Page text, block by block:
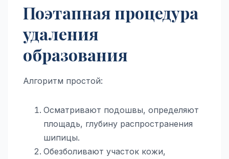
Поэтапная процедура
удаления
образования
Алгоритм простой:
Осматривают подошвы, определяют
площадь, глубину распространения
шипицы.
Обезболивают участок кожи,